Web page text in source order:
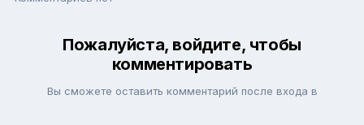
Пожалуйста, войдите, чтобы
комментировать
Вы сможете оставить комментарий после входа в